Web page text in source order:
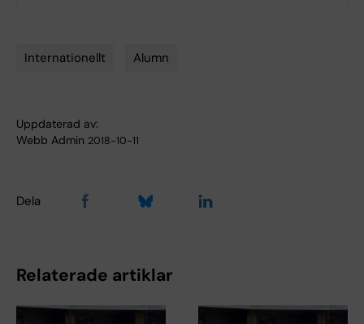
Internationellt Alumn
Uppdaterad av:
Webb Admin 2018-10-11
Dela
Relaterade artiklar